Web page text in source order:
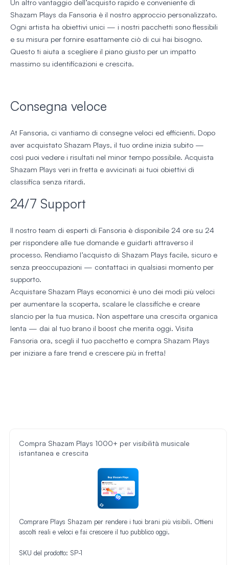
Un altro vantaggio dell’acquisto rapido e conveniente di
Shazam Plays da Fansoria è il nostro approccio personalizzato.
Ogni artista ha obiettivi unici — i nostri pacchetti sono flessibili
e su misura per fornire esattamente ciò di cui hai bisogno.
Questo ti aiuta a scegliere il piano giusto per un impatto
massimo su identificazioni e crescita.
Consegna veloce
At Fansoria, ci vantiamo di consegne veloci ed efficienti. Dopo
aver acquistato Shazam Plays, il tuo ordine inizia subito —
così puoi vedere i risultati nel minor tempo possibile. Acquista
Shazam Plays veri in fretta e avvicinati ai tuoi obiettivi di
classifica senza ritardi.
24/7 Support
Il nostro team di esperti di Fansoria è disponibile 24 ore su 24
per rispondere alle tue domande e guidarti attraverso il
processo. Rendiamo l’acquisto di Shazam Plays facile, sicuro e
senza preoccupazioni — contattaci in qualsiasi momento per
supporto.
Acquistare Shazam Plays economici è uno dei modi più veloci
per aumentare la scoperta, scalare le classifiche e creare
slancio per la tua musica. Non aspettare una crescita organica
lenta — dai al tuo brano il boost che merita oggi. Visita
Fansoria ora, scegli il tuo pacchetto e compra Shazam Plays
per iniziare a fare trend e crescere più in fretta!
Compra Shazam Plays 1000+ per visibilità musicale
istantanea e crescita
Comprare Plays Shazam per rendere i tuoi brani più visibili. Ottieni
ascolti reali e veloci e fai crescere il tuo pubblico oggi.
SKU del prodotto: SP-1